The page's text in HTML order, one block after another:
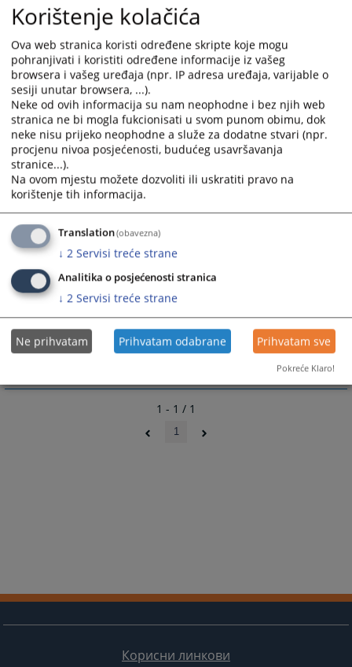
Правилником о унутрашњој организацији и систематизацији радних
мјеста предвиђено је 179 позиција, од којих је тренутно попуњено
105 позиција. Процес запошљавања усклађен је са буџетским
могућностима односно одлукама надлежних тијела којима се
ограничава раст броја запослених лица у државним институцијама,
иако потребе превазилазе тренутни број запослених. Имајући у
виду обим и комплексност послова, управо је недовољна
кадровска попуњеност један од највећих изазова са којима се
Секретаријат суочава у обављању својих функција.
152
Пратећи документи
Kadrovska struktura
1 - 1 / 1
1
Корисни линкови
Korištenje kolačića
Ova web stranica koristi određene skripte koje mogu
pohranjivati i koristiti određene informacije iz vašeg
browsera i vašeg uređaja (npr. IP adresa uređaja, varijable o
sesiji unutar browsera, ...).
Neke od ovih informacija su nam neophodne i bez njih web
stranica ne bi mogla fukcionisati u svom punom obimu, dok
neke nisu prijeko neophodne a služe za dodatne stvari (npr.
procjenu nivoa posjećenosti, budućeg usavršavanja
stranice...).
Na ovom mjestu možete dozvoliti ili uskratiti pravo na
korištenje tih informacija.
Translation(obavezna)
↓ 2 Servisi treće strane
Analitika o posjećenosti stranica
↓ 2 Servisi treće strane
Ne prihvatam Prihvatam odabrane Prihvatam sve
Pokreće Klaro!